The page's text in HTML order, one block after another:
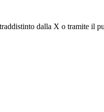
dalla X o tramite il